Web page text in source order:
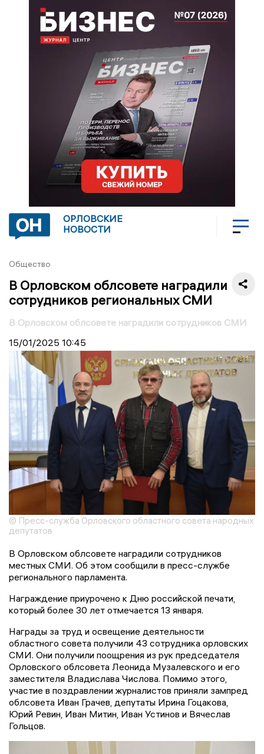
ОРЛОВСКИЕ
НОВОСТИ
Общество
В Орловском облсовете наградили
сотрудников региональных СМИ
В Орловском облсовете наградили сотрудников СМИ
15/01/2025 10:45
© Пресс-служба Орловского областного совета народных
депутатов
В Орловском облсовете наградили сотрудников
местных СМИ. Об этом сообщили в пресс-службе
регионального парламента.
Награждение приурочено к Дню российской печати,
который более 30 лет отмечается 13 января.
Награды за труд и освещение деятельности
областного совета получили 43 сотрудника орловских
СМИ. Они получили поощрения из рук председателя
Орловского облсовета Леонида Музалевского и его
заместителя Владислава Числова. Помимо этого,
участие в поздравлении журналистов приняли зампред
облсовета Иван Грачев, депутаты Ирина Гоцакова,
Юрий Ревин, Иван Митин, Иван Устинов и Вячеслав
Гольцов.